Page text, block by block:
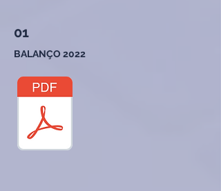
01
BALANÇO 2022